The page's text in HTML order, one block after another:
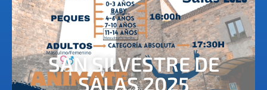
SAN SILVESTRE DE
SALAS 2025